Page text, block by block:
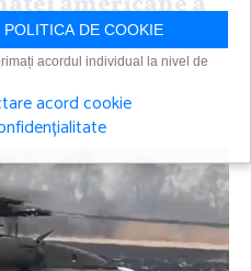
la Siret, lângă
DE COOKIE
acordul individual la nivel de
acord cookie